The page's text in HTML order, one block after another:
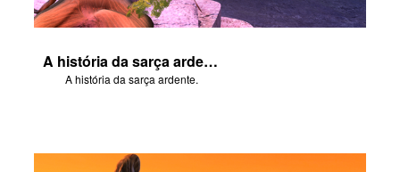
A história da sarça ardente.
A história da sarça ardente.